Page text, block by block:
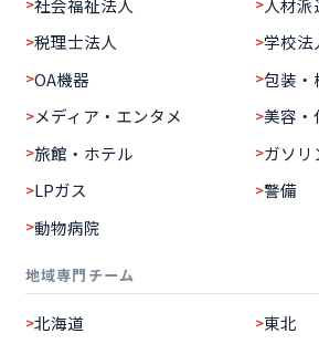
税理士法人
学校法
OA機器
包装・
メディア・エンタメ
美容・
旅館・ホテル
ガソリ
LPガス
警備
動物病院
地域専門チーム
北海道 東北